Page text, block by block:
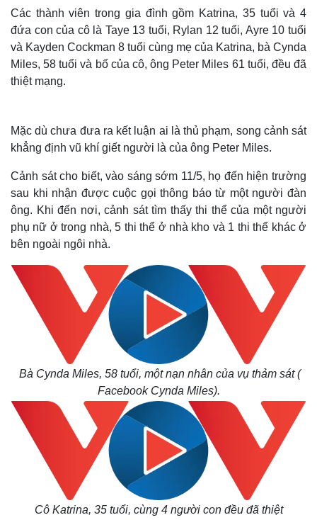
Các thành viên trong gia đình gồm Katrina, 35 tuổi và 4
đứa con của cô là Taye 13 tuổi, Rylan 12 tuổi, Ayre 10 tuổi
và Kayden Cockman 8 tuổi cùng mẹ của Katrina, bà Cynda
Miles, 58 tuổi và bố của cô, ông Peter Miles 61 tuổi, đều đã
thiệt mạng.
Mặc dù chưa đưa ra kết luận ai là thủ phạm, song cảnh sát
khẳng định vũ khí giết người là của ông Peter Miles.
Cảnh sát cho biết, vào sáng sớm 11/5, họ đến hiện trường
sau khi nhận được cuộc gọi thông báo từ một người đàn
ông. Khi đến nơi, cảnh sát tìm thấy thi thể của một người
phụ nữ ở trong nhà, 5 thi thể ở nhà kho và 1 thi thể khác ở
bên ngoài ngôi nhà.
Bà Cynda Miles, 58 tuổi, một nạn nhân của vụ thảm sát (
Facebook Cynda Miles).
Cô Katrina, 35 tuổi, cùng 4 người con đều đã thiệt